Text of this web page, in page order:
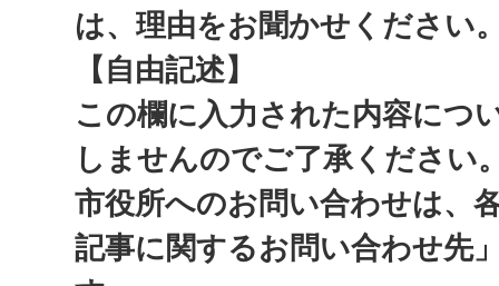
は、理由をお聞かせください
【自由記述】
この欄に入力された内容につ
しませんのでご了承ください
市役所へのお問い合わせは、
記事に関するお問い合わせ先